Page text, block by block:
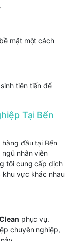
mặt một cách
tiên tiến để
Tại Bến
đầu tại Bến
nhân viên
tôi cung cấp dịch
vực khác nhau
phục vụ.
chuyên nghiệp,